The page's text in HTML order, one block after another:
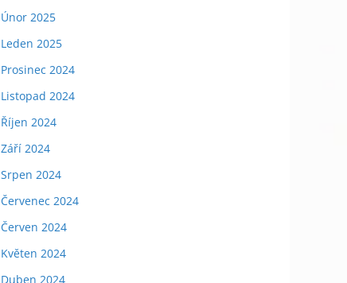
Únor 2025
Leden 2025
Prosinec 2024
Listopad 2024
Říjen 2024
Září 2024
Srpen 2024
Červenec 2024
Červen 2024
Květen 2024
Duben 2024